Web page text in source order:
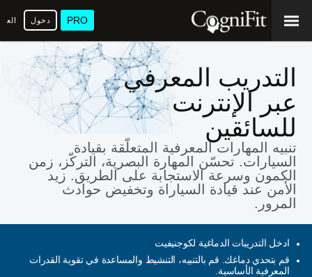
PRO دخول
التدريب المعرفي
عبر الإنترنت
للسائقين
تنبيه المهارات المعرفية المتعلّقة بقيادة
السيارات. تحسّن المهارة البصرية، التركّز، زمن
الكمون وسرعة الاستجابة على الطريق. زيد
الأمن عند قيادة السياراة وتخفيض حوادث
المرور.
ادخل التدريبات الدماغية لكوجنيفيت
قم بتحدي دماغك. قم بالتنبيه، التنشيط والمساعدة في تقوية القدرات
المعرفية الأساسية.